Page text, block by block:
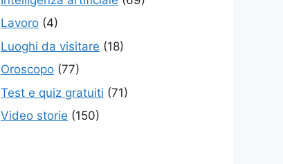
Lavoro (4)
Luoghi da visitare (18)
Oroscopo (77)
Test e quiz gratuiti (71)
Video storie (150)